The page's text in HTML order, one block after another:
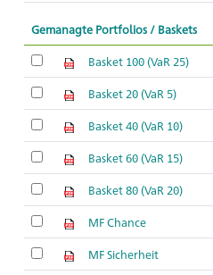
Gemanagte Portfolios / Baskets
Basket 100 (VaR 25)
Basket 20 (VaR 5)
Basket 40 (VaR 10)
Basket 60 (VaR 15)
Basket 80 (VaR 20)
MF Chance
MF Sicherheit